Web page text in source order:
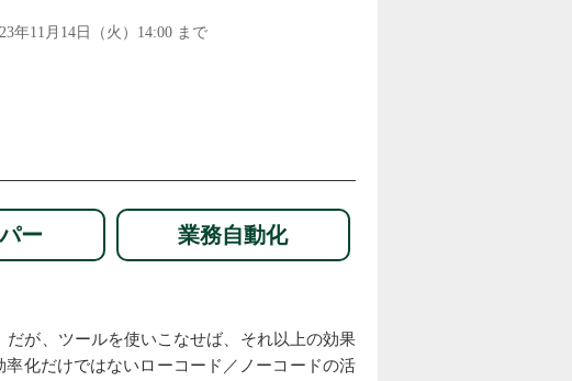
年11月14日（火）14:00 まで
ー 業務自動化
が、ツールを使いこなせば、それ以上の効果
化だけではないローコード／ノーコードの活